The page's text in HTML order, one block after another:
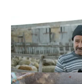
Шезлонги,
заплатить за
21-07-2026 в 19:23
ВИБОР РЕДАКЦИИ